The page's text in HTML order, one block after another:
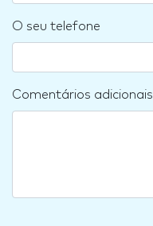
O seu telefone
Comentários adicionais